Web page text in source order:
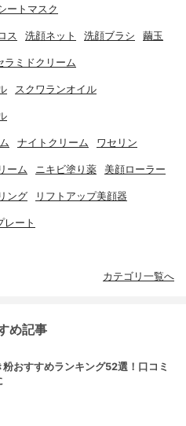
ートマスク
ス 洗顔ネット 洗顔ブラシ 繭玉
ラミドクリーム
スクワランオイル
ナイトクリーム ワセリン
ーム ニキビ塗り薬 美顔ローラー
ング リフトアップ美顔器
レート
カテゴリ一覧へ
め記事
おすすめランキング52選！口コミ